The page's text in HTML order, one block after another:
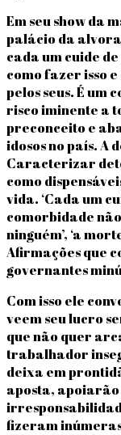
Em seu show da
palácio da
cada um cuide
como fazer isso
pelos seus. É um
risco iminente a
preconceito e
idosos no país. A
Caracterizar
como
vida. ‘Cada um
comorbidade não
ninguém’, ‘a
Afirmações que
governantes
Com isso ele
veem seu lucro
que não quer
trabalhador
deixa em
aposta,
fizeram